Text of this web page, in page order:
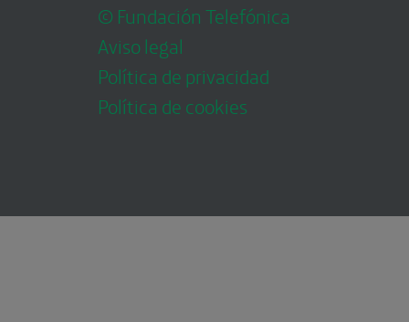
© Fundación Telefónica
Aviso legal
Política de privacidad
Política de cookies